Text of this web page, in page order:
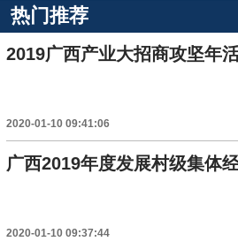
热门推荐
2019广西产业大招商攻坚年
2020-01-10 09:41:06
广西2019年度发展村级集体
2020-01-10 09:37:44